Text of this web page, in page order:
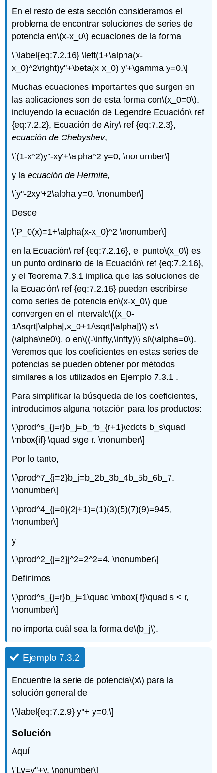
En el resto de esta sección consideramos el
problema de encontrar soluciones de series de
potencia en\(x-x_0\) ecuaciones de la forma
\[\label{eq:7.2.16} \left(1+\alpha(x-
x_0)^2\right)y''+\beta(x-x_0) y'+\gamma y=0.\]
Muchas ecuaciones importantes que surgen en
las aplicaciones son de esta forma con\(x_0=0\),
incluyendo la ecuación de Legendre Ecuación\ ref
{eq:7.2.2}, Ecuación de Airy\ ref {eq:7.2.3},
ecuación de Chebyshev,
\[(1-x^2)y''-xy'+\alpha^2 y=0, \nonumber\]
y laecuación de Hermite,
\[y''-2xy'+2\alpha y=0. \nonumber\]
Desde
\[P_0(x)=1+\alpha(x-x_0)^2 \nonumber\]
en la Ecuación\ ref {eq:7.2.16}, el punto\(x_0\) es
un punto ordinario de la Ecuación\ ref {eq:7.2.16},
y el Teorema 7.3.1 implica que las soluciones de
la Ecuación\ ref {eq:7.2.16} pueden escribirse
como series de potencia en\(x-x_0\) que
convergen en el intervalo\((x_0-
1/\sqrt|\alpha|,x_0+1/\sqrt|\alpha|)\) si\
(\alpha\ne0\), o en\((-\infty,\infty)\) si\(\alpha=0\).
Veremos que los coeficientes en estas series de
potencias se pueden obtener por métodos
similares a los utilizados en Ejemplo 7.3.1 .
Para simplificar la búsqueda de los coeficientes,
introducimos alguna notación para los productos:
\[\prod^s_{j=r}b_j=b_rb_{r+1}\cdots b_s\quad
\mbox{if} \quad s\ge r. \nonumber\]
Por lo tanto,
\[\prod^7_{j=2}b_j=b_2b_3b_4b_5b_6b_7,
\nonumber\]
\[\prod^4_{j=0}(2j+1)=(1)(3)(5)(7)(9)=945,
\nonumber\]
y
\[\prod^2_{j=2}j^2=2^2=4. \nonumber\]
Definimos
\[\prod^s_{j=r}b_j=1\quad \mbox{if}\quad s < r,
\nonumber\]
no importa cuál sea la forma de\(b_j\).
Ejemplo 7.3.2
Encuentre la serie de potencia\(x\) para la
solución general de
\[\label{eq:7.2.9} y''+ y=0.\]
Solución
Aquí
\[Ly=y''+y. \nonumber\]